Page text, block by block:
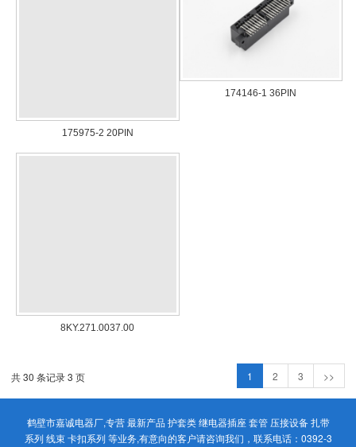
175975-2 20PIN
174146-1 36PIN
8KY.271.0037.00
共 30 条记录 3 页 1 2 3 >>
鹤壁市嘉诚电器厂,专营最新产品 护套类 继电器插座 套管 压接设备 扎带
系列 线束 卡扣系列等业务,有意向的客户请咨询我们，联系电话： 0392-3